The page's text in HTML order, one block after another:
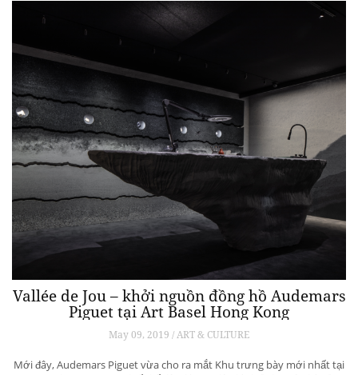
Có một không hai: Dịch vụ lặn xuống đáy biển
thăm tàn tích Titanic
May 13, 2019 / LIFE
Bất cứ ai cũng có thể lặn xuống đáy đại dương sâu thẳm để chiêm
ngưỡng hệ sinh vật biển phong phú, nhưng được tận mắt ngắm nhìn
con tàu Titanic huyền thoại ở khoảng cách gần thì mới đáng để mơ
ước.